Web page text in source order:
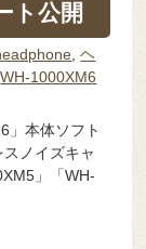
ト公開
,ヘ
,WH-1000XM6
」本体ソフト
ノイズキャ
」「WH-